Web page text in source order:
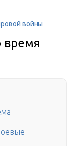
войны
время